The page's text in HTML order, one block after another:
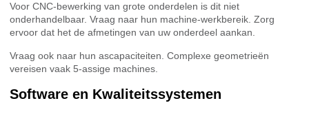
Voor CNC-bewerking van grote onderdelen is dit niet
onderhandelbaar. Vraag naar hun machine-werkbereik. Zorg
ervoor dat het de afmetingen van uw onderdeel aankan.
Vraag ook naar hun ascapaciteiten. Complexe geometrieën
vereisen vaak 5-assige machines.
Software en Kwaliteitssystemen